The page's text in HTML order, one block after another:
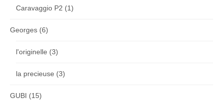
Caravaggio P2 (1)
Georges (6)
l'originelle (3)
la precieuse (3)
GUBI (15)